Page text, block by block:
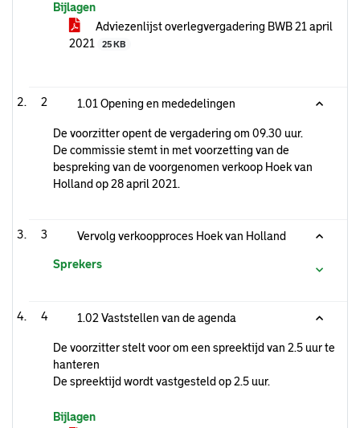
Bijlagen
Adviezenlijst overlegvergadering BWB 21 april
2021
25 KB
2 1.01 Opening en mededelingen
De voorzitter opent de vergadering om 09.30 uur.
De commissie stemt in met voorzetting van de
bespreking van de voorgenomen verkoop Hoek van
Holland op 28 april 2021.
3 Vervolg verkoopproces Hoek van Holland
Sprekers
4 1.02 Vaststellen van de agenda
De voorzitter stelt voor om een spreektijd van 2.5 uur te
hanteren
De spreektijd wordt vastgesteld op 2.5 uur.
Bijlagen